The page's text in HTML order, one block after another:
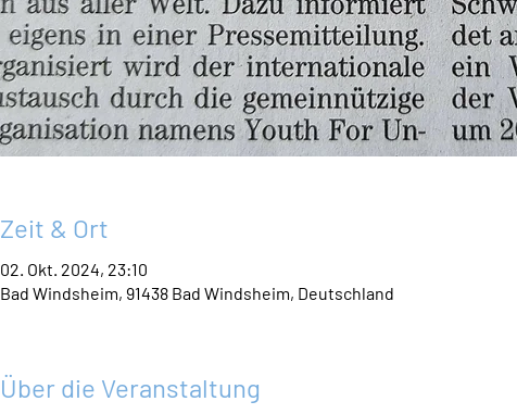
Zeit & Ort
02. Okt. 2024, 23:10
Bad Windsheim, 91438 Bad Windsheim, Deutschland
Über die Veranstaltung